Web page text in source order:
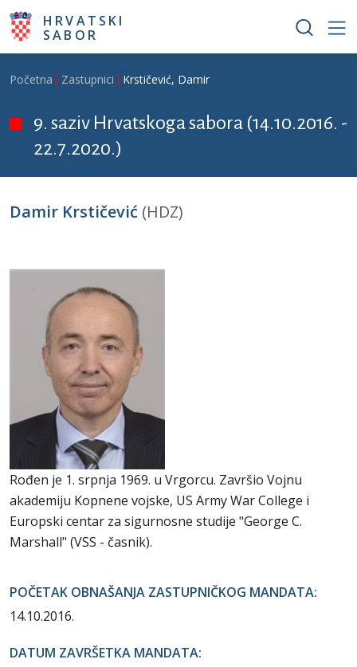
Skoči na glavni sadržaj
HRVATSKI
SABOR
Breadcrumb
Početna Zastupnici Krstičević, Damir
9. saziv Hrvatskoga sabora (14.10.2016. -
22.7.2020.)
Damir Krstičević (HDZ)
Rođen je 1. srpnja 1969. u Vrgorcu. Završio Vojnu
akademiju Kopnene vojske, US Army War College i
Europski centar za sigurnosne studije "George C.
Marshall" (VSS - časnik).
POČETAK OBNAŠANJA ZASTUPNIČKOG MANDATA:
14.10.2016.
DATUM ZAVRŠETKA MANDATA: